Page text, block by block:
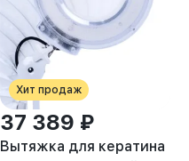
Хит продаж
37 389 ₽
Вытяжка для кератина